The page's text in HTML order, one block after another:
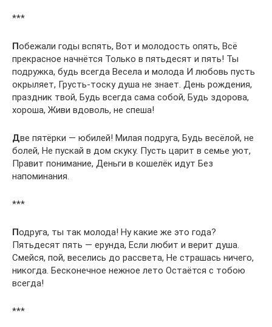
***
Побежали годы вспять, Вот и молодость опять, Всё
прекрасное начнётся Только в пятьдесят и пять! Ты
подружка, будь всегда Весела и молода И любовь пусть
окрыляет, Грусть-тоску душа не знает. День рождения,
праздник твой, Будь всегда сама собой, Будь здорова,
хороша, Живи вдоволь, не спеша!
Две пятёрки — юбилей! Милая подруга, Будь весёлой, не
болей, Не пускай в дом скуку. Пусть царит в семье уют,
Правит понимание, Деньги в кошелёк идут Без
напоминания.
***
Подруга, ты так молода! Ну какие же это года?
Пятьдесят пять — ерунда, Если любит и верит душа.
Смейся, пой, веселись до рассвета, Не страшась ничего,
никогда. Бесконечное нежное лето Остаётся с тобою
всегда!
***